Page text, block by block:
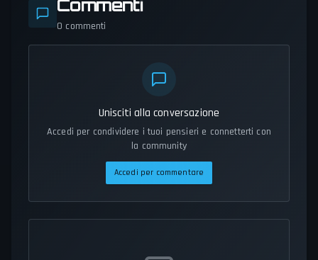
Commenti
0 commenti
Unisciti alla conversazione
Accedi per condividere i tuoi pensieri e connetterti con
la community
Accedi per commentare